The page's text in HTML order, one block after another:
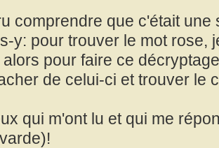
comprendre que c'était une
y: pour trouver le mot rose,
pour faire ce
de celui-ci et trouver le
qui m'ont lu et qui me